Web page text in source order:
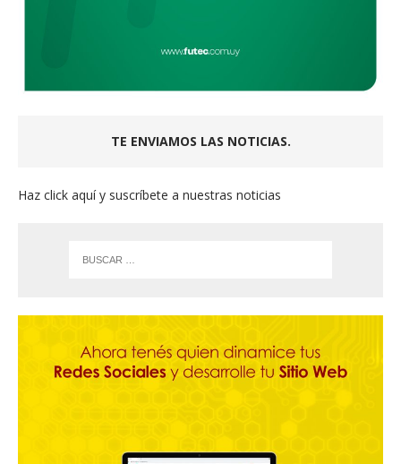
TE ENVIAMOS LAS NOTICIAS.
Haz click aquí y suscríbete a nuestras noticias